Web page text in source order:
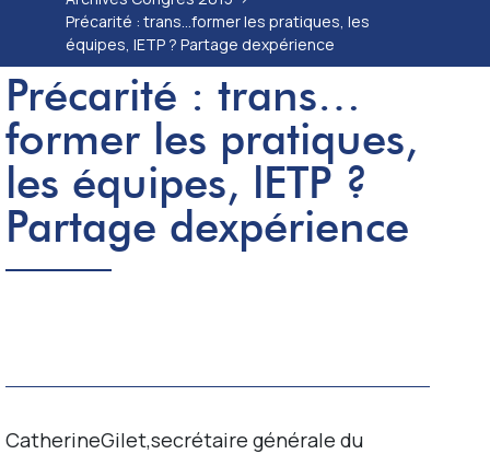
Congrès
Journal
Précarité : trans…former les pratiques, les
équipes, lETP ? Partage dexpérience
Précarité : trans…
former les pratiques,
les équipes, lETP ?
Partage dexpérience
CatherineGilet,secrétaire générale du